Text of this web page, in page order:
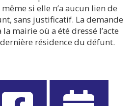
si elle n’a aucun lien de
sans justificatif. La demande
mairie où a été dressé l’acte
résidence du défunt.